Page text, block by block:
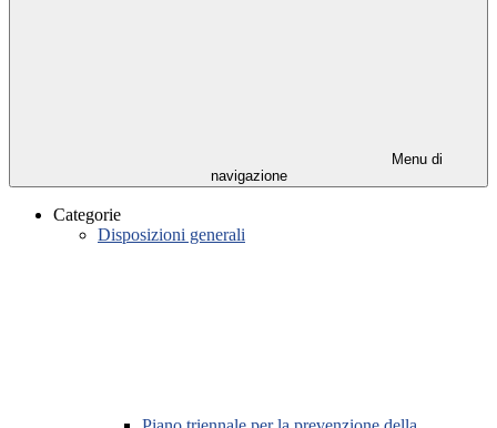
Menu di
navigazione
Categorie
Disposizioni generali